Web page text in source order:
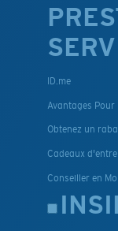
ID.me
Avantages Pour
Obtenez un
Cadeaux
Conseiller en